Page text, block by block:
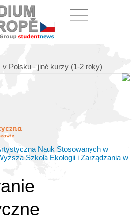
v Polsku - jiné kurzy (1-2 roky)
Nauk Stosowanych w
Szkoła Ekologii i Zarządzania w